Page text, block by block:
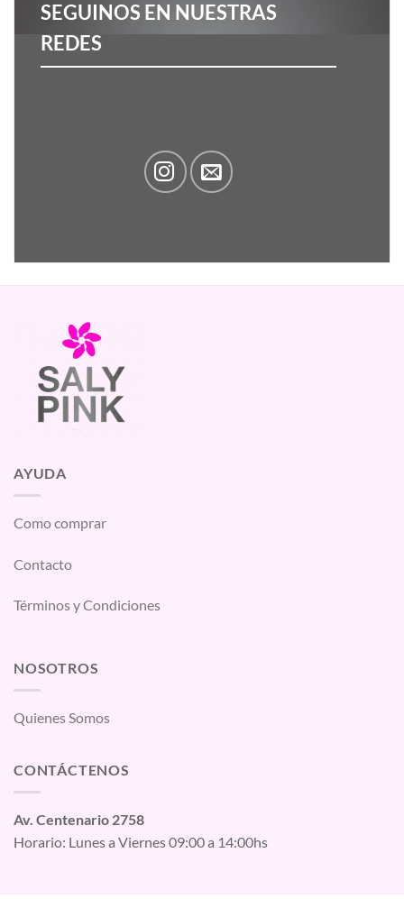
SEGUINOS EN NUESTRAS
REDES
AYUDA
Como comprar
Contacto
Términos y Condiciones
NOSOTROS
Quienes Somos
CONTÁCTENOS
Av. Centenario 2758
Horario: Lunes a Viernes 09:00 a 14:00hs